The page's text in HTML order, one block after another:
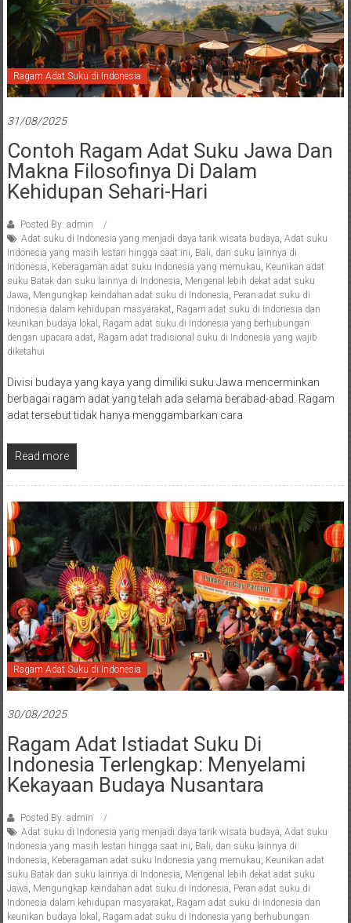
Ragam Adat Suku di Indonesia
31/08/2025
Contoh Ragam Adat Suku Jawa Dan
Makna Filosofinya Di Dalam
Kehidupan Sehari-Hari
Posted By: admin
Adat suku di Indonesia yang menjadi daya tarik wisata budaya, Adat suku
Indonesia yang masih lestari hingga saat ini, Bali, dan suku lainnya di
Indonesia, Keberagaman adat suku Indonesia yang memukau, Keunikan adat
suku Batak dan suku lainnya di Indonesia, Mengenal lebih dekat adat suku
Jawa, Mengungkap keindahan adat suku di Indonesia, Peran adat suku di
Indonesia dalam kehidupan masyarakat, Ragam adat suku di Indonesia dan
keunikan budaya lokal , Ragam adat suku di Indonesia yang berhubungan
dengan upacara adat, Ragam adat tradisional suku di Indonesia yang wajib
diketahui
Divisi budaya yang kaya yang dimiliki suku Jawa mencerminkan
berbagai ragam adat yang telah ada selama berabad-abad. Ragam
adat tersebut tidak hanya menggambarkan cara
Read more
Ragam Adat Suku di Indonesia
30/08/2025
Ragam Adat Istiadat Suku Di
Indonesia Terlengkap: Menyelami
Kekayaan Budaya Nusantara
Posted By: admin
Adat suku di Indonesia yang menjadi daya tarik wisata budaya, Adat suku
Indonesia yang masih lestari hingga saat ini, Bali, dan suku lainnya di
Indonesia, Keberagaman adat suku Indonesia yang memukau, Keunikan adat
suku Batak dan suku lainnya di Indonesia, Mengenal lebih dekat adat suku
Jawa, Mengungkap keindahan adat suku di Indonesia, Peran adat suku di
Indonesia dalam kehidupan masyarakat, Ragam adat suku di Indonesia dan
keunikan budaya lokal , Ragam adat suku di Indonesia yang berhubungan